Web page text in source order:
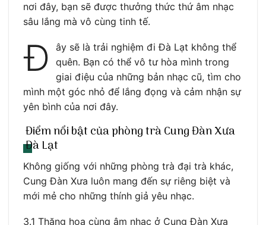
nơi đây, bạn sẽ được thưởng thức thứ âm nhạc
sâu lắng mà vô cùng tinh tế.
Đ
ây sẽ là trải nghiệm đi Đà Lạt không thể
quên. Bạn có thể vô tư hòa mình trong
giai điệu của những bản nhạc cũ, tìm cho
mình một góc nhỏ để lắng đọng và cảm nhận sự
yên bình của nơi đây.
Điểm nổi bật của phòng trà Cung Đàn Xưa
Đà Lạt
Không giống với những phòng trà đại trà khác,
Cung Đàn Xưa luôn mang đến sự riêng biệt và
mới mẻ cho những thính giả yêu nhạc.
3.1 Thăng hoa cùng âm nhạc ở Cung Đàn Xưa